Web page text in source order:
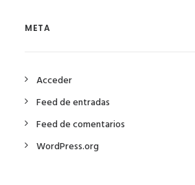
META
Acceder
Feed de entradas
Feed de comentarios
WordPress.org